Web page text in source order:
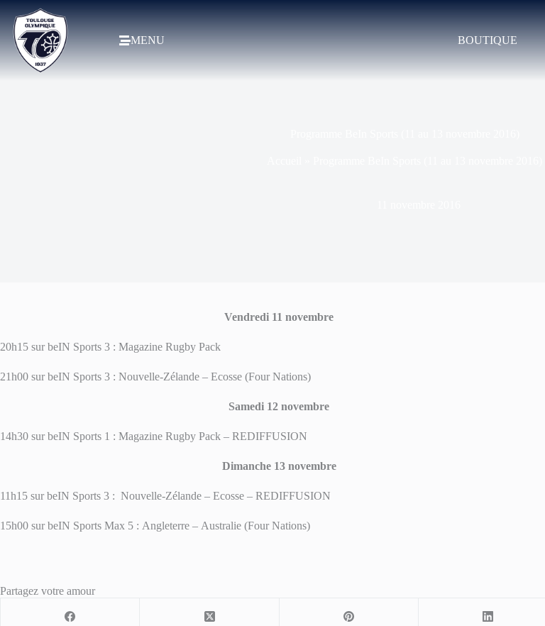
MENU BOUTIQUE
Vendredi 11 novembre
20h15 sur beIN Sports 3 : Magazine Rugby Pack
21h00 sur beIN Sports 3 : Nouvelle-Zélande – Ecosse (Four Nations)
Samedi 12 novembre
14h30 sur beIN Sports 1 : Magazine Rugby Pack – REDIFFUSION
Dimanche 13 novembre
11h15 sur beIN Sports 3 : Nouvelle-Zélande – Ecosse – REDIFFUSION
15h00 sur beIN Sports Max 5 : Angleterre – Australie (Four Nations)
Partagez votre amour